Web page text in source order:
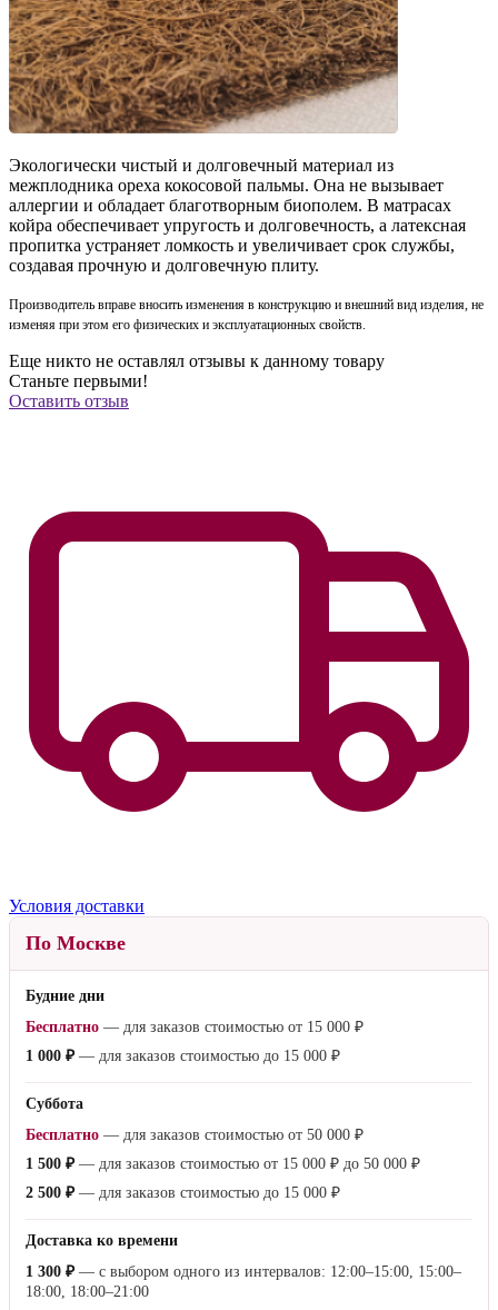
Экологически чистый и долговечный материал из
межплодника ореха кокосовой пальмы. Она не вызывает
аллергии и обладает благотворным биополем. В матрасах
койра обеспечивает упругость и долговечность, а латексная
пропитка устраняет ломкость и увеличивает срок службы,
создавая прочную и долговечную плиту.
Производитель вправе вносить изменения в конструкцию и внешний вид изделия, не
изменяя при этом его физических и эксплуатационных свойств.
Еще никто не оставлял отзывы к данному товару
Станьте первыми!
Оставить отзыв
Условия доставки
По Москве
Будние дни
Бесплатно — для заказов стоимостью от 15 000 ₽
1 000 ₽— для заказов стоимостью до 15 000 ₽
Суббота
Бесплатно — для заказов стоимостью от 50 000 ₽
1 500 ₽— для заказов стоимостью от 15 000 ₽ до 50 000 ₽
2 500 ₽— для заказов стоимостью до 15 000 ₽
Доставка ко времени
1 300 ₽— с выбором одного из интервалов: 12:00–15:00, 15:00–
18:00, 18:00–21:00